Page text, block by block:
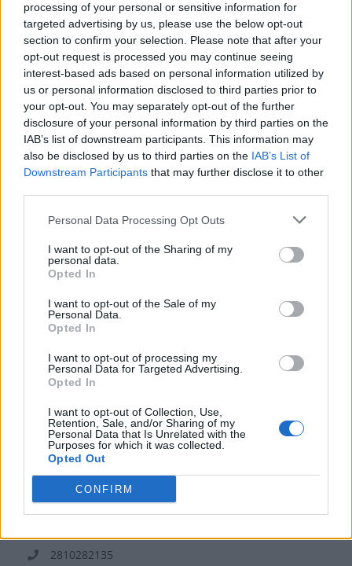
processing of your personal or sensitive information for
targeted advertising by us, please use the below opt-out
section to confirm your selection. Please note that after your
opt-out request is processed you may continue seeing
interest-based ads based on personal information utilized by
us or personal information disclosed to third parties prior to
your opt-out. You may separately opt-out of the further
disclosure of your personal information by third parties on the
IAB’s list of downstream participants. This information may
also be disclosed by us to third parties on the IAB’s List of
Downstream Participants that may further disclose it to other
Personal Data Processing Opt Outs
I want to opt-out of the Sharing of my
personal data.
Opted In
I want to opt-out of the Sale of my
Personal Data.
Opted In
I want to opt-out of processing my
Personal Data for Targeted Advertising.
Opted In
I want to opt-out of Collection, Use,
Retention, Sale, and/or Sharing of my
Personal Data that Is Unrelated with the
Purposes for which it was collected.
Opted Out
CONFIRM
έως τις 3 Σεπτεμβρίου για τα παιδιά τυπικής
ανάπτυξης και έως τις 20 Σεπτεμβρίου για τα
παιδιά με αναπηρία με ποσοστό 50% και άνω.
Ωφελούμενοι είναι τα παιδιά των δικαιούχων
που έχουν γεννηθεί από 01.01.2006 έως
14.06.2016. Η μέγιστη διάρκεια διαμονής είναι
15 συνεχόμενες ημέρες (συμπεριλαμβανομένων
ΗΡΑΚΛΕΙΟ
Φοροεπίλυσις - Ηράκλειο
Μενελάου Παρλαμά 23, 1ος Όροφος, Κόμβος
2810282135